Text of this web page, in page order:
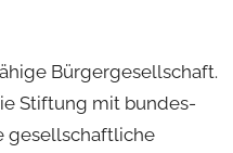
Bürgergesellschaft.
Stiftung mit bundes-
gesellschaftliche